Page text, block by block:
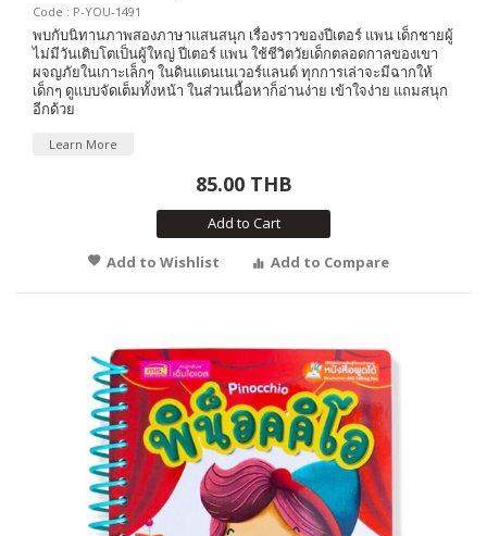
Code : P-YOU-1491
พบกับนิทานภาพสองภาษาแสนสนุก เรื่องราวของปีเตอร์ แพน เด็กชายผู้
ไม่มีวันเติบโตเป็นผู้ใหญ่ ปีเตอร์ แพน ใช้ชีวิตวัยเด็กตลอดกาลของเขา
ผจญภัยในเกาะเล็กๆ ในดินแดนเนเวอร์แลนด์ ทุกการเล่าจะมีฉากให้
เด็กๆ ดูแบบจัดเต็มทั้งหน้า ในส่วนเนื้อหาก็อ่านง่าย เข้าใจง่าย แถมสนุก
อีกด้วย
Learn More
85.00 THB
Add to Cart
Add to Wishlist
Add to Compare